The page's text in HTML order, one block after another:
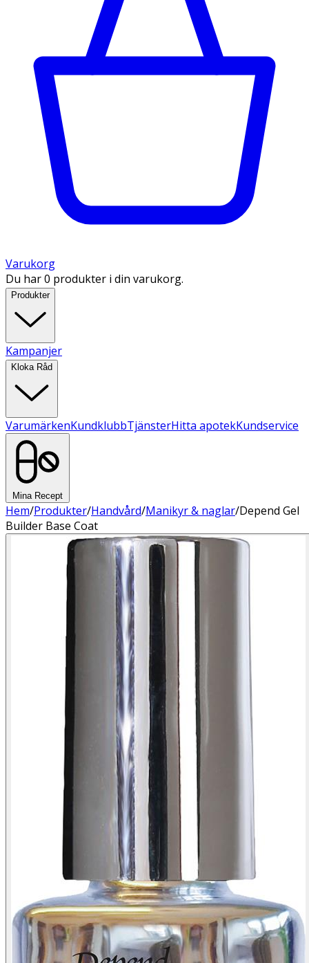
Varukorg
Du har 0 produkter i din varukorg.
Produkter
Kampanjer
Kloka Råd
VarumärkenKundklubbTjänsterHitta apotekKundservice
Mina Recept
Hem/Produkter/Handvård/Manikyr & naglar/Depend Gel
Builder Base Coat